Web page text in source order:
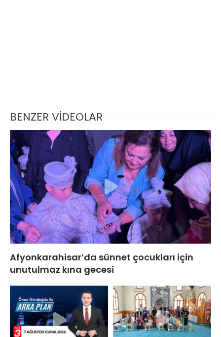
BENZER VİDEOLAR
Afyonkarahisar’da sünnet çocukları için
unutulmaz kına gecesi